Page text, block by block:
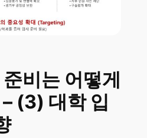
비는 어떻게
(3) 대학 입